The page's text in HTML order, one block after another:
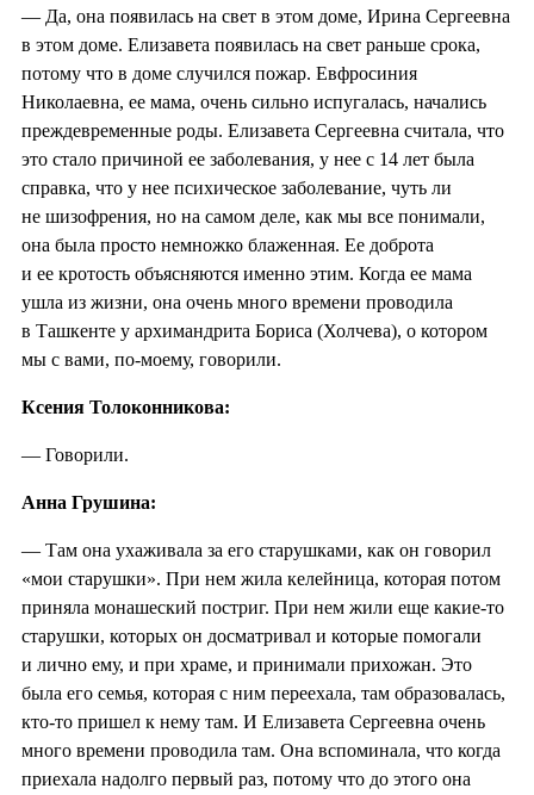
— Да, она появилась на свет в этом доме, Ирина Сергеевна
в этом доме. Елизавета появилась на свет раньше срока,
потому что в доме случился пожар. Евфросиния
Николаевна, ее мама, очень сильно испугалась, начались
преждевременные роды. Елизавета Сергеевна считала, что
это стало причиной ее заболевания, у нее с 14 лет была
справка, что у нее психическое заболевание, чуть ли
не шизофрения, но на самом деле, как мы все понимали,
она была просто немножко блаженная. Ее доброта
и ее кротость объясняются именно этим. Когда ее мама
ушла из жизни, она очень много времени проводила
в Ташкенте у архимандрита Бориса (Холчева), о котором
мы с вами, по-моему, говорили.
Ксения Толоконникова:
— Говорили.
Анна Грушина:
— Там она ухаживала за его старушками, как он говорил
«мои старушки». При нем жила келейница, которая потом
приняла монашеский постриг. При нем жили еще какие-то
старушки, которых он досматривал и которые помогали
и лично ему, и при храме, и принимали прихожан. Это
была его семья, которая с ним переехала, там образовалась,
кто-то пришел к нему там. И Елизавета Сергеевна очень
много времени проводила там. Она вспоминала, что когда
приехала надолго первый раз, потому что до этого она